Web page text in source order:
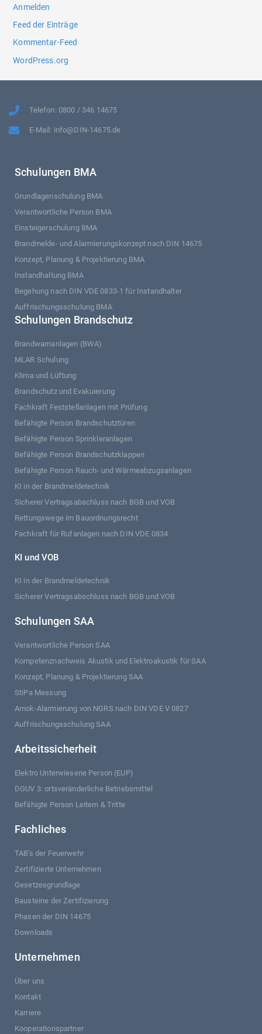
Anmelden
Feed der Einträge
Kommentar-Feed
WordPress.org
Telefon: 0800 / 346 14675
E-Mail: info@DIN-14675.de
Schulungen BMA
Grundlagenschulung BMA
Verantwortliche Person BMA
Einsteigerschulung BMA
Brandmelde- und Alarmierungskonzept nach DIN 14675
Konzept, Planung & Projektierung BMA
Instandhaltung BMA
Begehung nach DIN VDE 0833-1 für Instandhalter
Auffrischungsschulung BMA
Schulungen Brandschutz
Brandwarnanlagen (BWA)
MLAR Schulung
Klima und Lüftung
Brandschutz und Evakuierung
Fachkraft Feststellanlagen mit Prüfung
Befähigte Person Brandschutztüren
Befähigte Person Sprinkleranlagen
Befähigte Person Brandschutzklappen
Befähigte Person Rauch- und Wärmeabzugsanlagen
KI in der Brandmeldetechnik
Sicherer Vertragsabschluss nach BGB und VOB
Rettungswege im Bauordnungsrecht
Fachkraft für Rufanlagen nach DIN VDE 0834
KI und VOB
KI in der Brandmeldetechnik
Sicherer Vertragsabschluss nach BGB und VOB
Schulungen SAA
Verantwortliche Person SAA
Kompetenznachweis Akustik und Elektroakustik für SAA
Konzept, Planung & Projektierung SAA
StiPa Messung
Amok-Alarmierung von NGRS nach DIN VDE V 0827
Auffrischungsschulung SAA
Arbeitssicherheit
Elektro Unterwiesene Person (EUP)
DGUV 3: ortsveränderliche Betriebsmittel
Befähigte Person Leitern & Tritte
Fachliches
TAB's der Feuerwehr
Zertifizierte Unternehmen
Gesetzesgrundlage
Bausteine der Zertifizierung
Phasen der DIN 14675
Downloads
Unternehmen
Über uns
Kontakt
Karriere
Kooperationspartner